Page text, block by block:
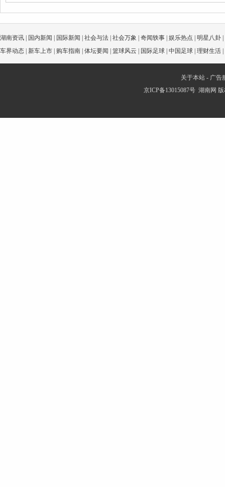
湖南资讯 国内新闻 国际新闻 社会与法 社会万象 奇闻轶事 娱乐热点 明星八卦
车界动态
新车上市 购车指南 体坛要闻 篮球风云 国际足球 中国足球 理财生活
关于本站 - 广告
京ICP备13015087号湖南网